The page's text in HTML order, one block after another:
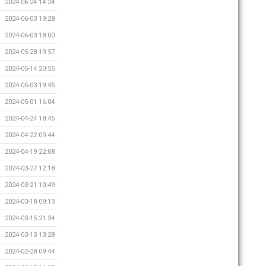
2024-06-24 14:24
2024-06-03 19:28
2024-06-03 18:00
2024-05-28 19:57
2024-05-14 20:55
2024-05-03 19:45
2024-05-01 16:04
2024-04-24 18:45
2024-04-22 09:44
2024-04-19 22:08
2024-03-27 12:18
2024-03-21 10:49
2024-03-18 09:13
2024-03-15 21:34
2024-03-13 13:28
2024-02-28 09:44